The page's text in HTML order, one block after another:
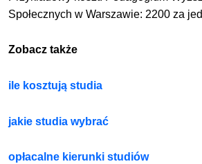
Społecznych w Warszawie: 2200 za
Zobacz także
ile kosztują studia
jakie studia wybrać
opłacalne kierunki studiów